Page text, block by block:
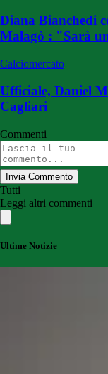
Diana Bianchedi
Malagò : "Sarà
Calciomercato
Ufficiale, Daniel
Cagliari
Commenti
Invia Commento
Tutti
Leggi altri commenti
Ultime Notizie